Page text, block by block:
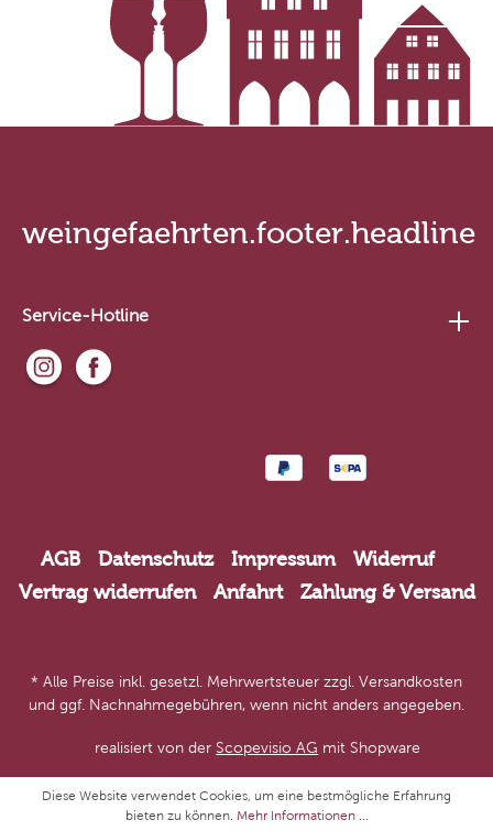
weingefaehrten.footer.headline
Service-Hotline
AGB Datenschutz Impressum
Widerruf
Vertrag widerrufen
Anfahrt Zahlung & Versand
* Alle Preise inkl. gesetzl. Mehrwertsteuer zzgl. Versandkosten
und ggf. Nachnahmegebühren, wenn nicht anders angegeben.
realisiert von der Scopevisio AG mit Shopware
Diese Website verwendet Cookies, um eine bestmögliche Erfahrung
bieten zu können. Mehr Informationen ...